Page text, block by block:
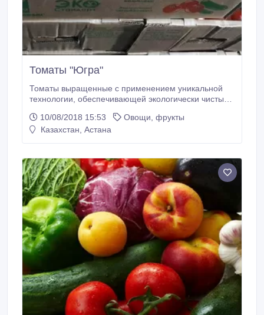
Томаты "Югра"
Томаты выращенные с применением уникальной
технологии, обеспечивающей экологически чистый
10/08/2018 15:53
Овощи, фрукты
Казахстан, Астана